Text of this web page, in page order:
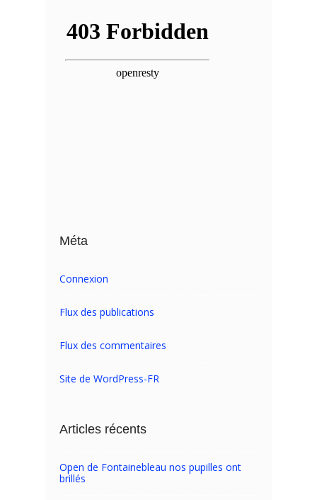
Méta
Connexion
Flux des publications
Flux des commentaires
Site de WordPress-FR
Articles récents
Open de Fontainebleau nos pupilles ont
brillés